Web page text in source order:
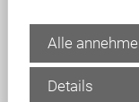
dessen
Mehrere
Gebiet des
Alle
Details